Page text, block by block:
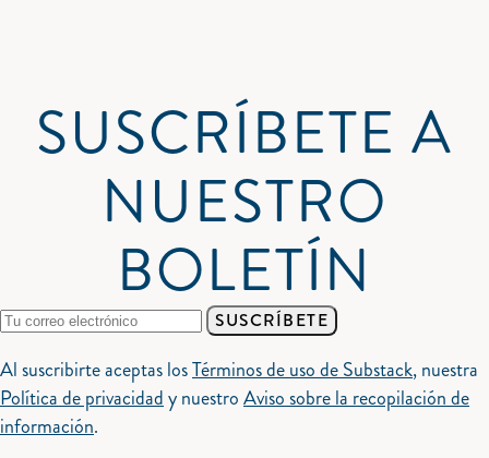
SUSCRÍBETE A
NUESTRO
BOLETÍN
SUSCRÍBETE
Al suscribirte aceptas losTérminos de uso de Substack, nuestra
Política de privacidady nuestroAviso sobre la recopilación de
información.